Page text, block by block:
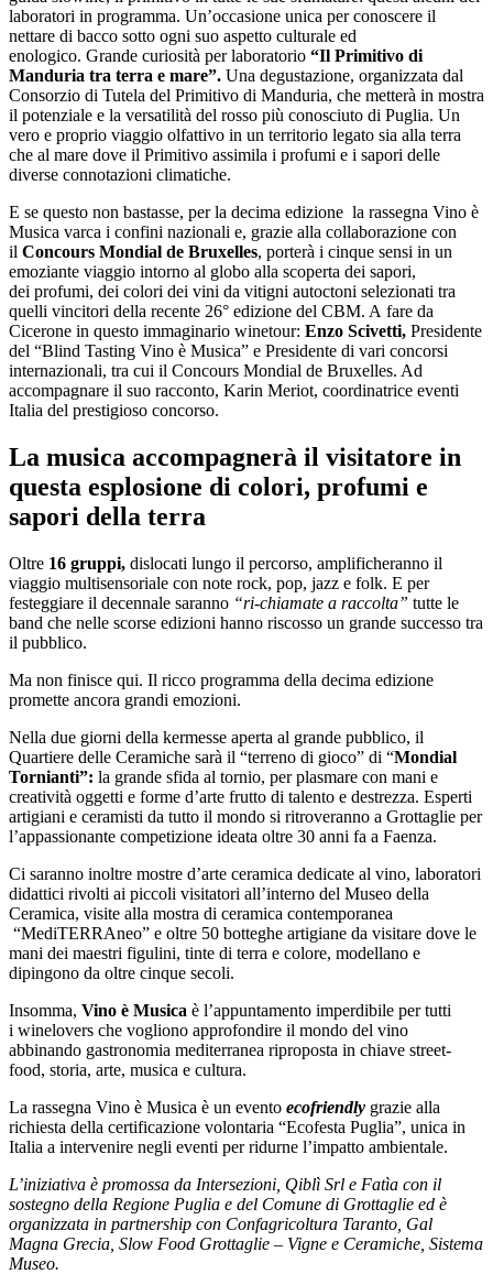
laboratori in programma. Un’occasione unica per conoscere il
nettare di bacco sotto ogni suo aspetto culturale ed
enologico. Grande curiosità per laboratorio “Il Primitivo di
Manduria tra terra e mare”. Una degustazione, organizzata dal
Consorzio di Tutela del Primitivo di Manduria, che metterà in mostra
il potenziale e la versatilità del rosso più conosciuto di Puglia. Un
vero e proprio viaggio olfattivo in un territorio legato sia alla terra
che al mare dove il Primitivo assimila i profumi e i sapori delle
diverse connotazioni climatiche.
E se questo non bastasse, per la decima edizione la rassegna Vino è
Musica varca i confini nazionali e, grazie alla collaborazione con
il Concours Mondial de Bruxelles, porterà i cinque sensi in un
emoziante viaggio intorno al globo alla scoperta dei sapori,
dei profumi, dei colori dei vini da vitigni autoctoni selezionati tra
quelli vincitori della recente 26° edizione del CBM. A fare da
Cicerone in questo immaginario winetour: Enzo Scivetti, Presidente
del “Blind Tasting Vino è Musica” e Presidente di vari concorsi
internazionali, tra cui il Concours Mondial de Bruxelles. Ad
accompagnare il suo racconto, Karin Meriot, coordinatrice eventi
Italia del prestigioso concorso.
La musica accompagnerà il visitatore in
questa esplosione di colori, profumi e
sapori della terra
Oltre 16 gruppi, dislocati lungo il percorso, amplificheranno il
viaggio multisensoriale con note rock, pop, jazz e folk. E per
festeggiare il decennale saranno “ri-chiamate a raccolta” tutte le
band che nelle scorse edizioni hanno riscosso un grande successo tra
il pubblico.
Ma non finisce qui. Il ricco programma della decima edizione
promette ancora grandi emozioni.
Nella due giorni della kermesse aperta al grande pubblico, il
Quartiere delle Ceramiche sarà il “terreno di gioco” di “Mondial
Tornianti”: la grande sfida al tornio, per plasmare con mani e
creatività oggetti e forme d’arte frutto di talento e destrezza. Esperti
artigiani e ceramisti da tutto il mondo si ritroveranno a Grottaglie per
l’appassionante competizione ideata oltre 30 anni fa a Faenza.
Ci saranno inoltre mostre d’arte ceramica dedicate al vino, laboratori
didattici rivolti ai piccoli visitatori all’interno del Museo della
Ceramica, visite alla mostra di ceramica contemporanea
“MediTERRAneo” e oltre 50 botteghe artigiane da visitare dove le
mani dei maestri figulini, tinte di terra e colore, modellano e
dipingono da oltre cinque secoli.
Insomma, Vino è Musica è l’appuntamento imperdibile per tutti
i winelovers che vogliono approfondire il mondo del vino
abbinando gastronomia mediterranea riproposta in chiave street-
food, storia, arte, musica e cultura.
La rassegna Vino è Musica è un evento ecofriendly grazie alla
richiesta della certificazione volontaria “Ecofesta Puglia”, unica in
Italia a intervenire negli eventi per ridurne l’impatto ambientale.
L’iniziativa è promossa da Intersezioni, Qiblì Srl e Fatìa con il
sostegno della Regione Puglia e del Comune di Grottaglie ed è
organizzata in partnership con Confagricoltura Taranto, Gal
Magna Grecia, Slow Food Grottaglie – Vigne e Ceramiche, Sistema
Museo.